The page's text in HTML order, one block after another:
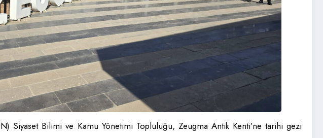
Siyaset Bilimi ve Kamu Yönetimi Topluluğu, Zeugma Antik Kenti’ne tarihi gezi